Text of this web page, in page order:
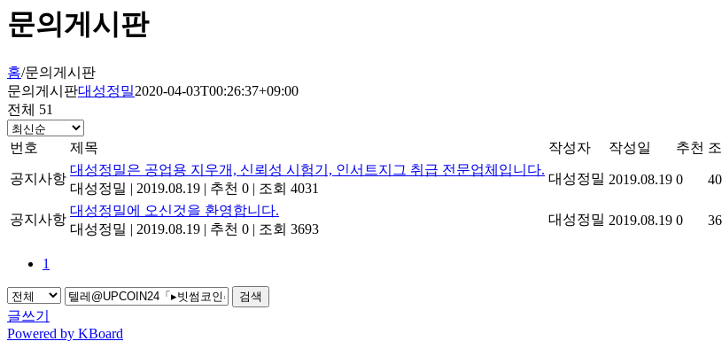
문의게시판
홈/문의게시판
문의게시판대성정밀2020-04-03T00:26:37+09:00
전체 51
번호 제목 작성자 작성일 추천
공지사항
대성정밀은 공업용 지우개, 신뢰성 시험기, 인서트지그 취급 전문업체입니다.
대성정밀 | 2019.08.19 | 추천 0 | 조회 4031
대성정밀 2019.08.19 0
공지사항
대성정밀에 오신것을 환영합니다.
대성정밀 | 2019.08.19 | 추천 0 | 조회 3693
대성정밀 2019.08.19 0
1
검색
글쓰기
Powered by KBoard